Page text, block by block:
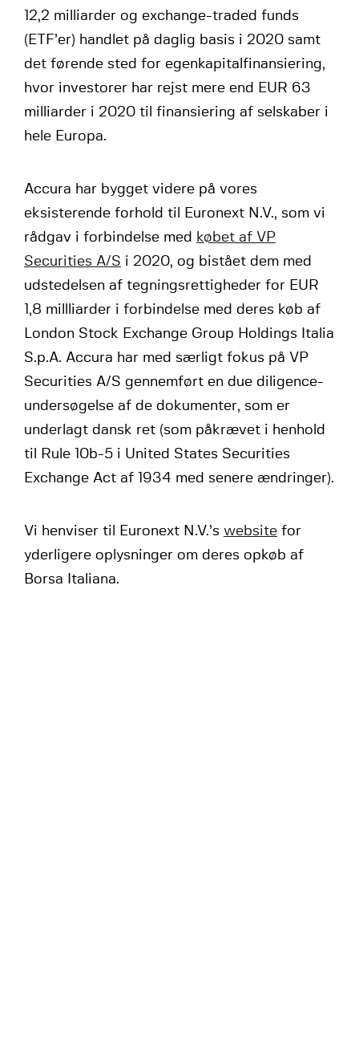
12,2 milliarder og exchange-traded funds
(ETF’er) handlet på daglig basis i 2020 samt
det førende sted for egenkapitalfinansiering,
hvor investorer har rejst mere end EUR 63
milliarder i 2020 til finansiering af selskaber i
hele Europa.
Accura har bygget videre på vores
eksisterende forhold til Euronext N.V., som vi
rådgav i forbindelse med købet af VP
Securities A/S i 2020, og bistået dem med
udstedelsen af tegningsrettigheder for EUR
1,8 millliarder i forbindelse med deres køb af
London Stock Exchange Group Holdings Italia
S.p.A. Accura har med særligt fokus på VP
Securities A/S gennemført en due diligence-
undersøgelse af de dokumenter, som er
underlagt dansk ret (som påkrævet i henhold
til Rule 10b-5 i United States Securities
Exchange Act af 1934 med senere ændringer).
Vi henviser til Euronext N.V.’s website for
yderligere oplysninger om deres opkøb af
Borsa Italiana.